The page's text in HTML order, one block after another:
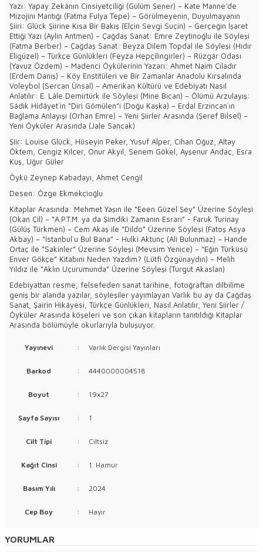
Yazı: Yapay Zekânın Cinsiyetçiliği (Gülüm Şener) – Kate Manne’de
Mizojini Mantığı (Fatma Fulya Tepe) – Görülmeyenin, Duyulmayanın
Şiiri: Glück Şiirine Kısa Bir Bakış (Elçin Sevgi Suçin) – Gerçeğin İşaret
Ettiği Yazı (Aylin Antmen) – Çağdaş Sanat: Emre Zeytinoğlu ile Söyleşi
(Fatma Berber) – Çağdaş Sanat: Beyza Dilem Topdal ile Söyleşi (Hıdır
Eligüzel) – Türkçe Günlükleri (Feyza Hepçilingirler) – Rüzgâr Odası
(Yavuz Özdem) – Madenci Öykülerinin Yazarı: Ahmet Naim Çıladır
(Erdem Danış) – Köy Enstitüleri ve Bir Zamanlar Anadolu Kırsalında
Voleybol (Sercan Ünsal) – Amerikan Kültürü ve Edebiyatı Nasıl
Anlatılır: E. Lâle Demirtürk ile Söyleşi (Mine Bican) – Ölümü Arzulayış:
Sâdık Hidâyet`in “Diri Gömülen”i (Doğu Kaşka) – Erdal Erzincan`ın
Bağlama Anlayışı (Orhan Emre) – Yeni Şiirler Arasında (Şeref Bilsel) –
Yeni Öyküler Arasında (Jale Sancak)
Şiir: Louise Glück, Hüseyin Peker, Yusuf Alper, Cihan Oğuz, Altay
Öktem, Cengiz Kılçer, Onur Akyıl, Senem Gökel, Ayşenur Andaç, Esra
Kuş, Uğur Güler
Öykü Zeynep Kabadayı, Ahmet Cengil
Desen: Özge Ekmekçioğlu
Kitaplar Arasında: Mehmet Yaşın ile “Eeen Güzel Şey” Üzerine Söyleşi
(Okan Çil) – “A.P.T.M. ya da Şimdiki Zamanın Esrarı” - Faruk Turinay
(Gülüş Türkmen) – Cem Akaş ile “Dildo” Üzerine Söyleşi (Fatoş Asya
Akbay) – “İstanbul`u Bul Bana” - Hulki Aktunç (Ali Bulunmaz) – Hande
Ortaç ile “Sakinler” Üzerine Söyleşi (Mevsim Yenice) – “Eğin Türküsü
Enver Gökçe” Kitabını Neden Yazdım? (Lütfi Özgünaydın) – Melih
Yıldız ile “Aklın Uçurumunda” Üzerine Söyleşi (Turgut Akaslan)
Edebiyattan resme, felsefeden sanat tarihine, fotoğraftan dilbilime
geniş bir alanda yazılar, söyleşiler yayımlayan Varlık bu ay da Çağdaş
Sanat, Şairin Hikâyesi, Türkçe Günlükleri, Nasıl Anlatılır, Yeni Şiirler /
Öyküler Arasında köşeleri ve son çıkan kitapların tanıtıldığı Kitaplar
Arasında bölümüyle okurlarıyla buluşuyor.
Yayınevi : Varlık Dergisi Yayınları
Barkod : 4440000004518
Boyut : 19x27
Sayfa Sayısı : 1
Cilt Tipi : Ciltsiz
Kağıt Cinsi : 1. Hamur
Basım Yılı : 2024
Cep Boy : Hayır
YORUMLAR